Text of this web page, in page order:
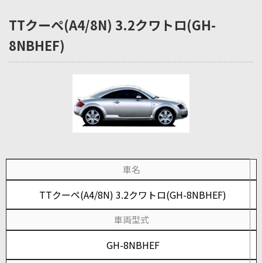
TTクーペ(A4/8N) 3.2クワトロ(GH-
8NBHEF)
車名
TTクーペ(A4/8N) 3.2クワトロ(GH-8NBHEF)
車両型式
GH-8NBHEF